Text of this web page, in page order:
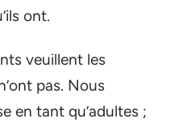
ont.
veuillent les
pas. Nous
en tant qu’adultes ;